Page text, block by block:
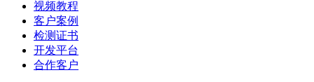
视频教程
客户案例
检测证书
开发平台
合作客户